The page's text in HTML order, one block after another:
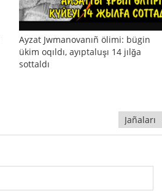
Ayzat Jwmanovanıñ ölimi: bügin
ükim oqıldı, ayıptaluşı 14 jılğa
sottaldı